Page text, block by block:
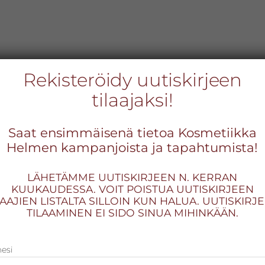
ja
Rekisteröidy uutiskirjeen
tilaajaksi!
Saat ensimmäisenä tietoa Kosmetiikka
Helmen kampanjoista ja tapahtumista!
LÄHETÄMME UUTISKIRJEEN N. KERRAN
KUUKAUDESSA. VOIT POISTUA UUTISKIRJEEN
LISTALTA SILLOIN KUN HALUA.
TILAAMINEN EI SIDO SINUA MIHINKÄÄN.